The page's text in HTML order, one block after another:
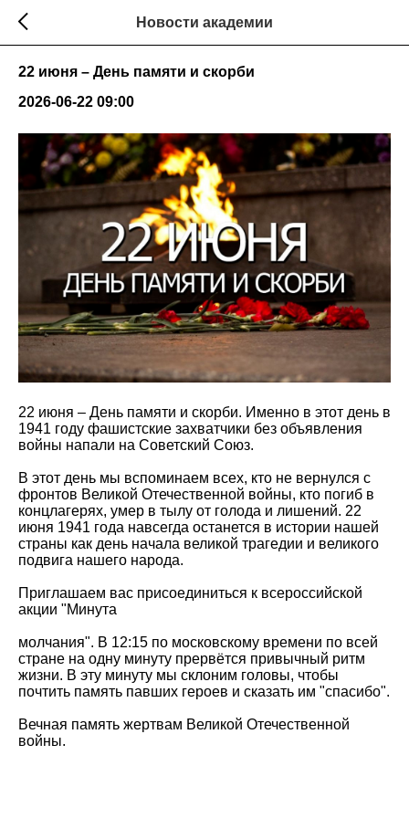
Новости академии
22 июня – День памяти и скорби
2026-06-22 09:00
22 июня – День памяти и скорби. Именно в этот день в
1941 году фашистские захватчики без объявления
войны напали на Советский Союз.
В этот день мы вспоминаем всех, кто не вернулся с
фронтов Великой Отечественной войны, кто погиб в
концлагерях, умер в тылу от голода и лишений. 22
июня 1941 года навсегда останется в истории нашей
страны как день начала великой трагедии и великого
подвига нашего народа.
Приглашаем вас присоединиться к всероссийской
акции "Минута
молчания". В 12:15 по московскому времени по всей
стране на одну минуту прервётся привычный ритм
жизни. В эту минуту мы склоним головы, чтобы
почтить память павших героев и сказать им "спасибо".
Вечная память жертвам Великой Отечественной
войны.